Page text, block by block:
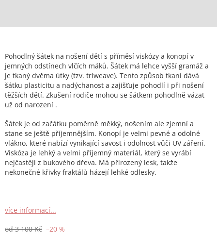
Pohodlný šátek na nošení dětí s příměsí viskózy a konopí v
jemných odstínech vlčích máků. Šátek má lehce vyšší gramáž a
je tkaný dvěma útky (tzv. triweave). Tento způsob tkaní dává
šátku plasticitu a nadýchanost a zajišťuje pohodlí i při nošení
těžších dětí. Zkušení rodiče mohou se šátkem pohodlně vázat
už od narození .
Šátek je od začátku poměrně měkký, nošením ale zjemní a
stane se ještě příjemnějším. Konopí je velmi pevné a odolné
vlákno, které nabízí vynikající savost i odolnost vůči UV záření.
Viskóza je lehký a velmi příjemný materiál, který se vyrábí
nejčastěji z bukového dřeva. Má přirozený lesk, takže
nekonečné křivky fraktálů házejí lehké odlesky.
více informací...
od 3 100 Kč –20 %